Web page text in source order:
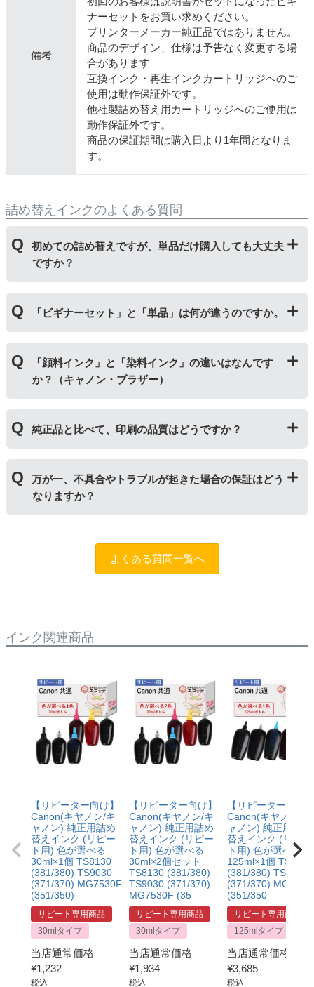
備考
ナーセットをお買い求めください。
プリンターメーカー純正品ではありません。
商品のデザイン、仕様は予告なく変更する場
合があります
互換インク・再生インクカートリッジへのご
使用は動作保証外です。
他社製詰め替え用カートリッジへのご使用は
動作保証外です。
商品の保証期間は購入日より1年間となりま
す。
詰め替えインクのよくある質問
初めての詰め替えですが、単品だけ購入しても大丈夫
ですか？
をご購入ください。ビギナーセットには説明書を同封し
ておりますのでご覧いただき、正しく作業を行ってくだ
さい。単品商品には、詰め替えに必要な道具や説明書な
どが入っておりません。
「ビギナーセット」と「単品」は何が違うのですか。
いています。「単品」には説明書や道具が付いておりま
せんので、リピーター様向けに販売しております。
「顔料インク」と「染料インク」の違いはなんです
か？（キャノン・ブラザー）
せます。紫外線に強いため色の劣化が少なく、耐水性に
優れているため印字のにじみが少ないのが特徴です。
「染料インク」はインクが紙の繊維質に浸透して発色し
ます。インクを重ね合わせて細かく色合いを表現でき、
発色の良い鮮やかな仕上がりになるため、写真印刷に向
純正品と比べて、印刷の品質はどうですか？
写真やディスク(CDやDVD)など光沢のある用紙への印刷
は色味が異なる場合がありますのでご注意ください。ま
た、純正品と比べると色あせや劣化が進みやすいため、
ご注意ください。
万が一、不具合やトラブルが起きた場合の保証はどう
なりますか？
問合フォーム ふたつの保証
おりますので、ご購入商品とご使用プリンタ―について
よくある質問一覧へ
インク関連商品
【リピーター向け】
Canon(キヤノン/キ
ャノン) 純正用詰め
替えインク (リピー
ト用) 色が選べる
30ml×1個 TS8130
(381/380) TS9030
(371/370) MG7530F
(351/350)
リピート専用商品
30mlタイプ
当店通常価格
¥1,232
税込
【リピーター向け】
Canon(キヤノン/キ
ャノン) 純正用詰め
替えインク (リピー
ト用) 色が選べる
30ml×2個セット
TS8130 (381/380)
TS9030 (371/370)
MG7530F (35
リピート専用商品
30mlタイプ
当店通常価格
¥1,934
税込
【リピーター向け
Canon(キヤノン/キ
ャノン) 純正用詰め
替えインク (リピー
ト用) 色が選べる
125ml×1個 TS8130
(381/380) TS9030
(371/370)
(351/350
リピート専用商品
125mlタイプ
当店通常価格
¥3,685
税込